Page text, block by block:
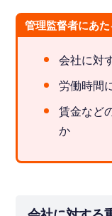
管理監督者にあ
会社に対
労働時間
賃金など
か